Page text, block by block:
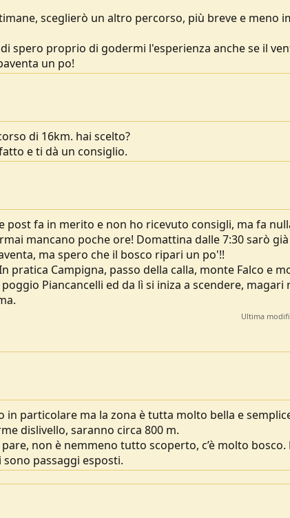
sceglierò un altro percorso, più breve e meno
spero proprio di godermi l'esperienza anche se il
un po!
di 16km. hai scelto?
e ti dà un consiglio.
post fa in merito e non ho ricevuto consigli, ma fa
mancano poche ore! Domattina dalle 7:30 sarò
ma spero che il bosco ripari un po'!!
pratica Campigna, passo della calla, monte Falco e
Piancancelli ed da lì si iniza a scendere, magari
Ultima
in particolare ma la zona è tutta molto bella e
dislivello, saranno circa 800 m.
non è nemmeno tutto scoperto, c’è molto bosco.
passaggi esposti.